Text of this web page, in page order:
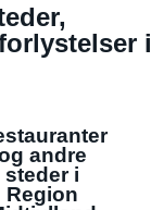
i
andre
steder i
Region